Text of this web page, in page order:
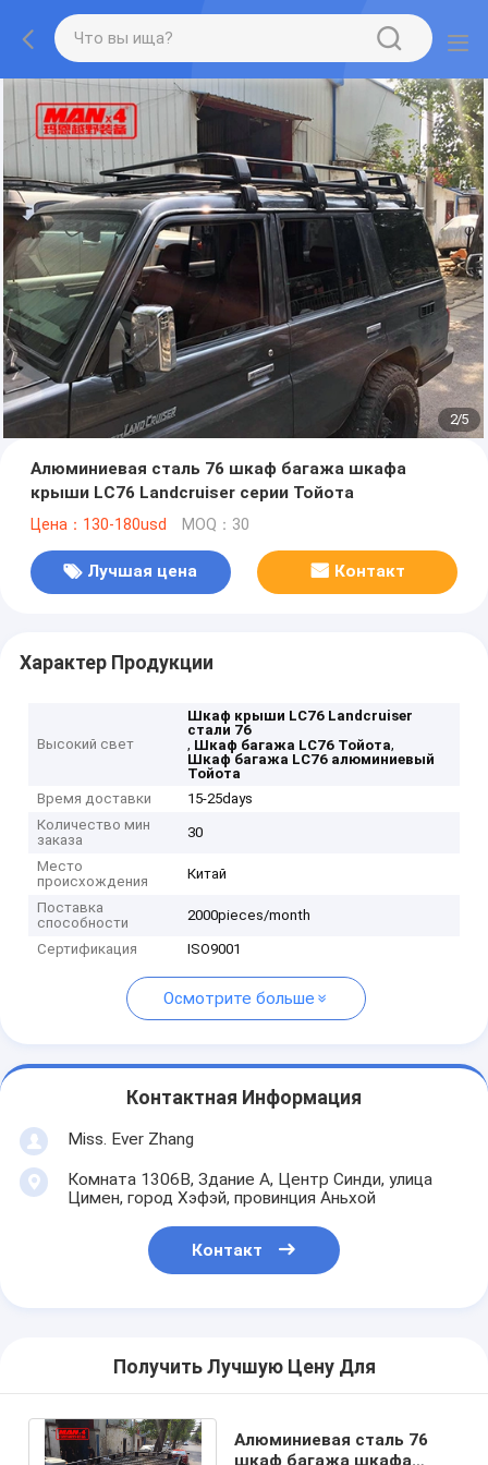
2/5
Алюминиевая сталь 76 шкаф багажа шкафа
крыши LC76 Landcruiser серии Тойота
Цена：130-180usd MOQ：30
Лучшая цена Контакт
Характер Продукции
Высокий свет
Шкаф крыши LC76 Landcruiser
стали 76
, Шкаф багажа LC76 Тойота,
Шкаф багажа LC76 алюминиевый
Тойота
Время доставки
15-25days
Количество мин
заказа
30
Место
происхождения
Китай
Поставка
способности
2000pieces/month
Сертификация ISO9001
Осмотрите больше
Контактная Информация
Miss. Ever Zhang
Комната 1306B, Здание A, Центр Синди, улица
Цимен, город Хэфэй, провинция Аньхой
Контакт
Получить Лучшую Цену Для
Алюминиевая сталь 76
шкаф багажа шкафа